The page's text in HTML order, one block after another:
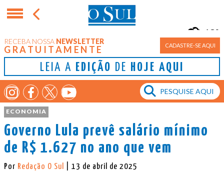
RECEBA NOSSA NEWSLETTER
GRATUITAMENTE CADASTRE-SE AQUI
LEIA A EDIÇÃO DE HOJE AQUI
Porto Alegre
18°
ECONOMIA
Governo Lula prevê salário mínimo
de R$ 1.627 no ano que vem
Por Redação O Sul | 13 de abril de 2025